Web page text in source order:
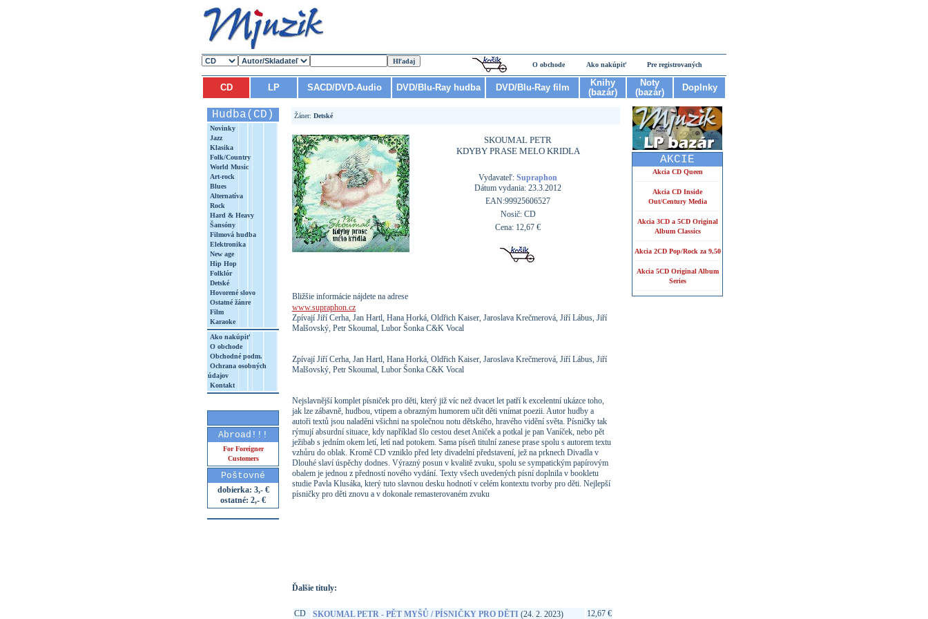
O obchode Ako nakúpiť Pre registrovaných
CD LP SACD/DVD-Audio DVD/Blu-Ray hudba DVD/Blu-Ray film
Knihy
(bazár)
Noty
(bazár)
Doplnky
Hudba(CD)
Novinky
Jazz
Klasika
Folk/Country
World Music
Art-rock
Blues
Alternatíva
Rock
Hard & Heavy
Šansóny
Filmová hudba
Elektronika
New age
Hip Hop
Folklór
Detské
Hovorené slovo
Ostatné žánre
Film
Karaoke
Ako nakúpiť
O obchode
Obchodné podm.
Ochrana osobných
údajov
Kontakt
Abroad!!!
For Foreigner
Customers
Poštovné
dobierka: 3,- €
ostatné: 2,- €
Žáner: Detské
SKOUMAL PETR
KDYBY PRASE MELO KRIDLA
Vydavateľ: Supraphon
Dátum vydania: 23.3.2012
EAN:99925606527
Nosič: CD
Cena: 12,67 €
Bližšie informácie nájdete na adrese
www.supraphon.cz
Zpívají Jiří Cerha, Jan Hartl, Hana Horká, Oldřich Kaiser, Jaroslava Krečmerová, Jiří Lábus, Jiří
Malšovský, Petr Skoumal, Lubor Šonka C&K Vocal
Zpívají Jiří Cerha, Jan Hartl, Hana Horká, Oldřich Kaiser, Jaroslava Krečmerová, Jiří Lábus, Jiří
Malšovský, Petr Skoumal, Lubor Šonka C&K Vocal
Nejslavnější komplet písniček pro děti, který již víc než dvacet let patří k excelentní ukázce toho,
jak lze zábavně, hudbou, vtipem a obrazným humorem učit děti vnímat poezii. Autor hudby a
autoři textů jsou naladěni všichni na společnou notu dětského, hravého vidění světa. Písničky tak
rýmují absurdní situace, kdy například šlo cestou deset Aniček a potkal je pan Vaníček, nebo pět
ježibab s jedním okem letí, letí nad potokem. Sama píseň titulní zanese prase spolu s autorem textu
vzhůru do oblak. Kromě CD vzniklo před lety divadelní představení, jež na prknech Divadla v
Dlouhé slaví úspěchy dodnes. Výrazný posun v kvalitě zvuku, spolu se sympatickým papírovým
obalem je jednou z předností nového vydání. Texty všech uvedených písní doplnila v bookletu
studie Pavla Klusáka, který tuto slavnou desku hodnotí v celém kontextu tvorby pro děti. Nejlepší
písničky pro děti znovu a v dokonale remasterovaném zvuku
Ďalšie tituly:
CD SKOUMAL PETR - PĚT MYŠŮ / PÍSNIČKY PRO DĚTI (24. 2. 2023) 12,67 €
AKCIE
Akcia CD Queen
Akcia CD Inside
Out/Century Media
Akcia 3CD a 5CD Original
Album Classics
Akcia 2CD Pop/Rock za 9,50
Akcia 5CD Original Album
Series